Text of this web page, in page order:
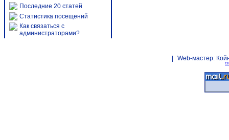
Последние 20 статей
Статистика посещений
Как связаться с
администраторами?
Web-мастер: